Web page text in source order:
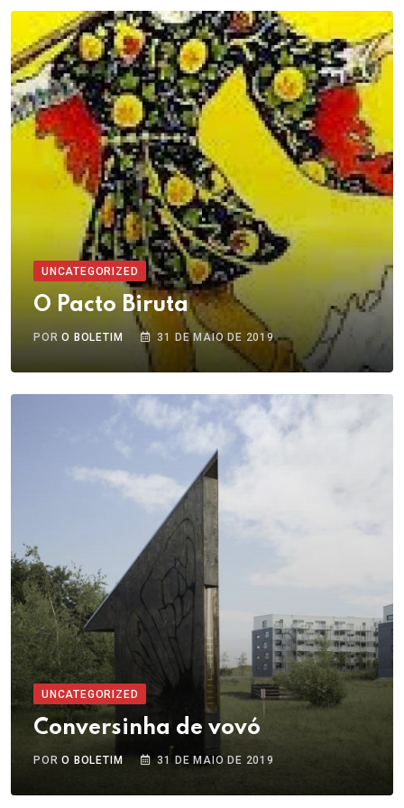
UNCATEGORIZED
O Pacto Biruta
PORO BOLETIM 31 DE MAIO DE 2019
UNCATEGORIZED
Conversinha de vovó
PORO BOLETIM 31 DE MAIO DE 2019